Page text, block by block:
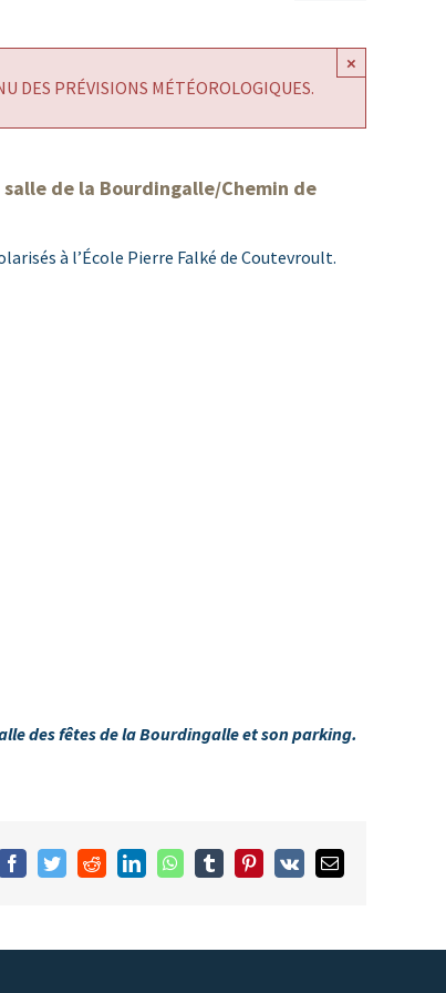
×
DES PRÉVISIONS MÉTÉOROLOGIQUES.
de la Bourdingalle/Chemin de
à l’École Pierre Falké de Coutevroult.
des fêtes de la Bourdingalle et son parking.
Facebook
TwitterRedditLinkedInWhatsApp
Tumblr Pinterest
Vk Email